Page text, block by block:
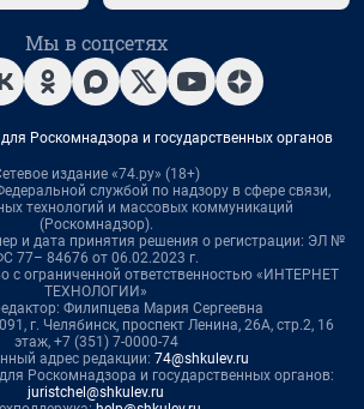
Мы в соцсетях
Роскомнадзора и государственных органов
издание «74.ру» (18+)
службой по надзору в сфере связи,
технологий и массовых коммуникаций
(Роскомнадзор).
и дата принятия решения о регистрации: ЭЛ №
77– 84676 от 06.02.2023 г.
с ограниченной ответственностью «ИНТЕРНЕТ
ТЕХНОЛОГИИ»
Филипцева Мария Сергеевна
г. Челябинск, проспект Ленина, 26А, стр.2, 16
этаж, +7 (351) 7-0000-74
адрес редакции: 74@shkulev.ru
Роскомнадзора и государственных органов:
juristchel@shkulev.ru